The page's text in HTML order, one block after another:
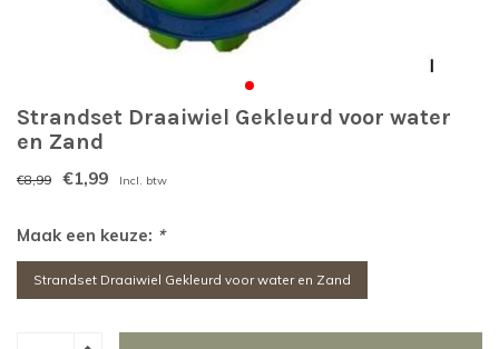
Strandset Draaiwiel Gekleurd voor water
en Zand
€8,99 €1,99 Incl. btw
Maak een keuze: *
Strandset Draaiwiel Gekleurd voor water en Zand